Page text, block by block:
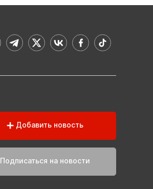
Добавить новость
Подписаться на новости